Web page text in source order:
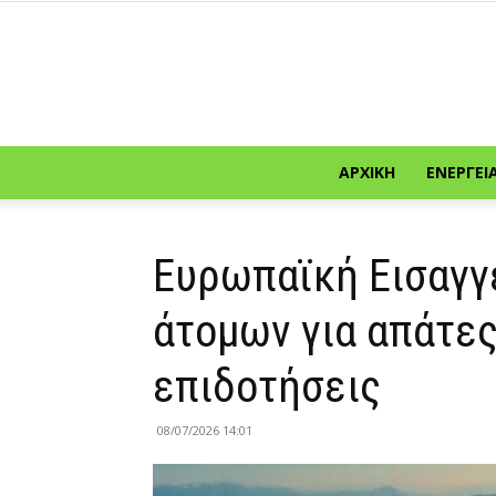
ΑΡΧΙΚΉ
Ευρωπαϊκή
άτομων για
επιδοτήσεις
08/07/2026 14:01